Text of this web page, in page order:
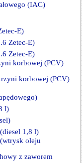
(IAC)
E)
Zetec-E)
Zetec-E)
korbowej (PCV)
korbowej (PCV)
l)
1,8 l)
oleju
z zaworem